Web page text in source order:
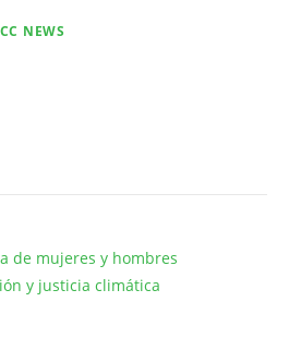
NEWS
de mujeres y hombres
y justicia climática